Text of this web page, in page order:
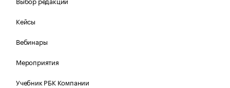
Кейсы
Вебинары
Мероприятия
Учебник РБК Компании